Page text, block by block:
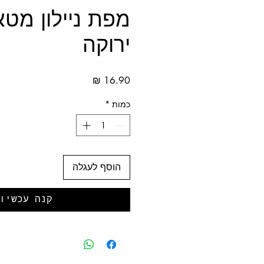
מפת ניילון
ירוקה
כמות *
הוסף לעגלה
קנה